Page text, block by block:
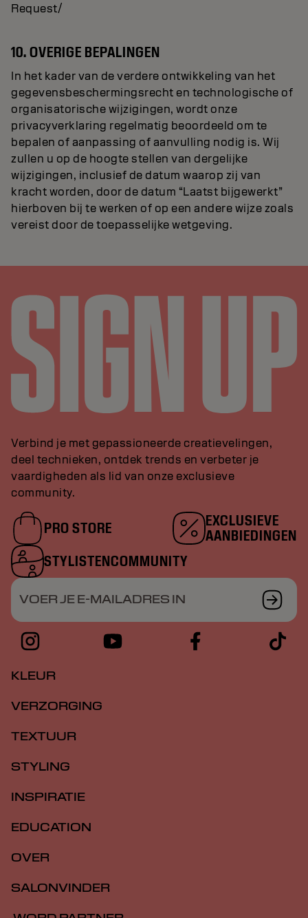
Request/
10. OVERIGE BEPALINGEN
In het kader van de verdere ontwikkeling van het
gegevensbeschermingsrecht en technologische of
organisatorische wijzigingen, wordt onze
privacyverklaring regelmatig beoordeeld om te
bepalen of aanpassing of aanvulling nodig is. Wij
zullen u op de hoogte stellen van dergelijke
wijzigingen, inclusief de datum waarop zij van
kracht worden, door de datum “Laatst bijgewerkt”
hierboven bij te werken of op een andere wijze zoals
vereist door de toepasselijke wetgeving.
Verbind je met gepassioneerde creatievelingen,
deel technieken, ontdek trends en verbeter je
vaardigheden als lid van onze exclusieve
community.
PRO STORE
EXCLUSIEVE
AANBIEDINGEN
STYLISTENCOMMUNITY
VOER JE E-MAILADRES IN
KLEUR
VERZORGING
TEXTUUR
STYLING
INSPIRATIE
EDUCATION
OVER
SALONVINDER